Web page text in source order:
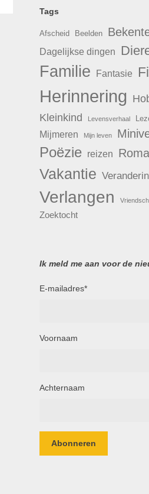
Tags
Afscheid Beelden
Dagelijkse dingen
Familie Fantasie
Herinnering
Kleinkind Levensverhaal
Mijmeren Mijn leven
Poëzie reizen
Vakantie
Verlangen
Zoektocht
Ik meld me aan voor de
E-mailadres*
Voornaam
Achternaam
Abonneren